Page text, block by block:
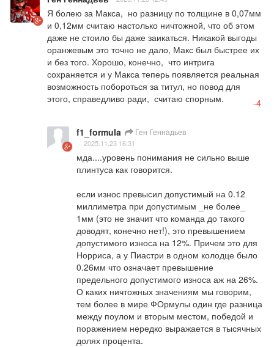
Я болею за Макса,  но разницу по толщине в 0,07мм
и 0,12мм считаю настолько ничтожной, что об этом
даже не стоило бы даже заикаться. Никакой выгоды
оранжевым это точно не дало, Макс был быстрее их
и без того. Хорошо, конечно,  что интрига
сохраняется и у Макса теперь появляется реальная
возможность побороться за титул, но повод для
этого, справедливо ради,  считаю спорным.
-4
f1_formula Ген Геннадьев
2025.11.23 16:31
мда....уровень понимания не сильно выше
плинтуса как говорится.
если износ превысил допустимый на 0.12
миллиметра при допустимым _не более_
1мм (это не значит что команда до такого
доводят, конечно нет!), это превышением
допустимого износа на 12%. Причем это для
Норриса, а у Пиастри в одном колодце было
0.26мм что означает превышение
предельного допустимого износа аж на 26%.
О каких ничтожных значениям мы говорим,
тем более в мире ФОрмулы один где разница
между поулом и вторым местом, победой и
поражением нередко выражается в тысячных
долях процента.